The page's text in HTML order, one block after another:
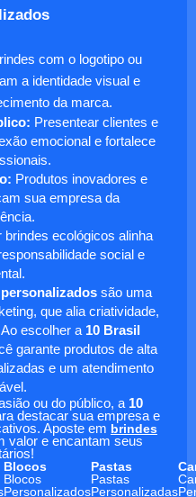
com o logotipo ou
a identidade visual e
da marca.
Presentear clientes e
emocional e fortalece
Produtos inovadores e
sua empresa da
brindes ecológicos alinha
social e
são uma
que alia criatividade,
escolher a 10 Brasil
garante produtos de alta
e um atendimento
ou do público, a 10
destacar sua empresa e
Aposte em brindes
valor e encantam seus
Blocos Pastas
Blocos
Personalizados
Pastas
Personalizadas